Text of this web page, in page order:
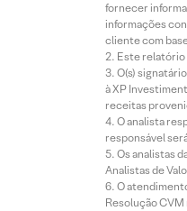
fornecer
informações
cliente com
Este relatório
O(s)
à XP
receitas
O analista
responsável
Os analistas
Analistas de
O
Resolução